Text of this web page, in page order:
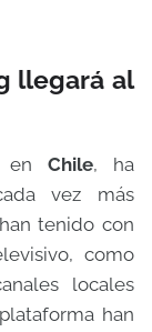
llegará al
en Chile, ha
vez más
tenido con
como
locales
han